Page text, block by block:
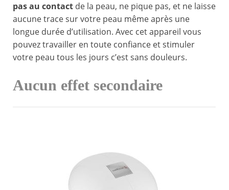
pas au contact de la peau, ne pique pas, et ne laisse
aucune trace sur votre peau même après une
longue durée d’utilisation. Avec cet appareil vous
pouvez travailler en toute confiance et stimuler
votre peau tous les jours c’est sans douleurs.
Aucun effet secondaire